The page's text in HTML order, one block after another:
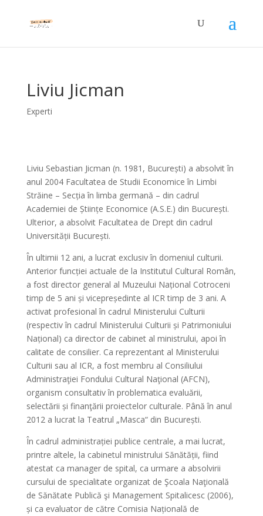
Liviu Jicman
Experti
Liviu Sebastian Jicman (n. 1981, București) a absolvit în
anul 2004 Facultatea de Studii Economice în Limbi
Străine – Secția în limba germană – din cadrul
Academiei de Științe Economice (A.S.E.) din București.
Ulterior, a absolvit Facultatea de Drept din cadrul
Universității București.
În ultimii 12 ani, a lucrat exclusiv în domeniul culturii.
Anterior funcției actuale de la Institutul Cultural Român,
a fost director general al Muzeului Național Cotroceni
timp de 5 ani și vicepreședinte al ICR timp de 3 ani. A
activat profesional în cadrul Ministerului Culturii
(respectiv în cadrul Ministerului Culturii și Patrimoniului
Național) ca director de cabinet al ministrului, apoi în
calitate de consilier. Ca reprezentant al Ministerului
Culturii sau al ICR, a fost membru al Consiliului
Administraţiei Fondului Cultural Naţional (AFCN),
organism consultativ în problematica evaluării,
selectării și finanţării proiectelor culturale. Până în anul
2012 a lucrat la Teatrul „Masca“ din București.
În cadrul administrației publice centrale, a mai lucrat,
printre altele, la cabinetul ministrului Sănătății, fiind
atestat ca manager de spital, ca urmare a absolvirii
cursului de specialitate organizat de Şcoala Naţională
de Sănătate Publică şi Management Spitalicesc (2006),
și ca evaluator de către Comisia Națională de